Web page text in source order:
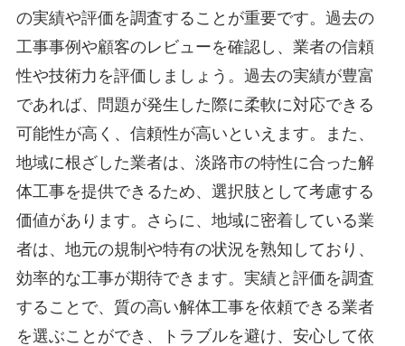
の実績や評価を調査することが重要です。過去の
工事事例や顧客のレビューを確認し、業者の信頼
性や技術力を評価しましょう。過去の実績が豊富
であれば、問題が発生した際に柔軟に対応できる
可能性が高く、信頼性が高いといえます。また、
地域に根ざした業者は、淡路市の特性に合った解
体工事を提供できるため、選択肢として考慮する
価値があります。さらに、地域に密着している業
者は、地元の規制や特有の状況を熟知しており、
効率的な工事が期待できます。実績と評価を調査
することで、質の高い解体工事を依頼できる業者
を選ぶことができ、トラブルを避け、安心して依